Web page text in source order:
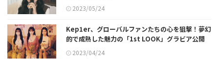
2023/05/24
Kep1er、グローバルファンたちの心を狙撃！夢幻
的で成熟した魅力の「1st LOOK」グラビア公開
2023/04/24